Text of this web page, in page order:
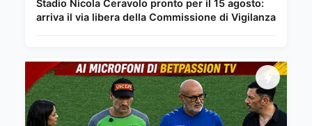
Stadio Nicola Ceravolo pronto per il 15 agosto:
arriva il via libera della Commissione di Vigilanza